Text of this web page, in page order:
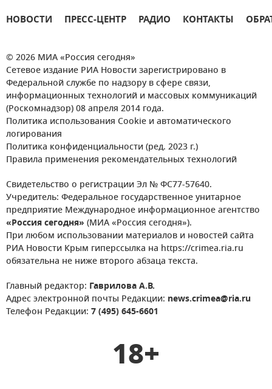
НОВОСТИ ПРЕСС-ЦЕНТР РАДИО КОНТАКТЫ
© 2026 МИА «Россия сегодня»
Сетевое издание РИА Новости зарегистрировано в
Федеральной службе по надзору в сфере связи,
информационных технологий и массовых коммуникаций
(Роскомнадзор) 08 апреля 2014 года.
Политика использования Cookie и автоматического
логирования
Политика конфиденциальности (ред. 2023 г.)
Правила применения рекомендательных технологий
Свидетельство о регистрации Эл № ФС77-57640.
Учредитель: Федеральное государственное унитарное
предприятие Международное информационное агентство
«Россия сегодня» (МИА «Россия сегодня»).
При любом использовании материалов и новостей сайта
РИА Новости Крым гиперссылка на https://crimea.ria.ru
обязательна не ниже второго абзаца текста.
Главный редактор: Гаврилова А.В.
Адрес электронной почты Редакции: news.crimea@ria.ru
Телефон Редакции: 7 (495) 645-6601
18+